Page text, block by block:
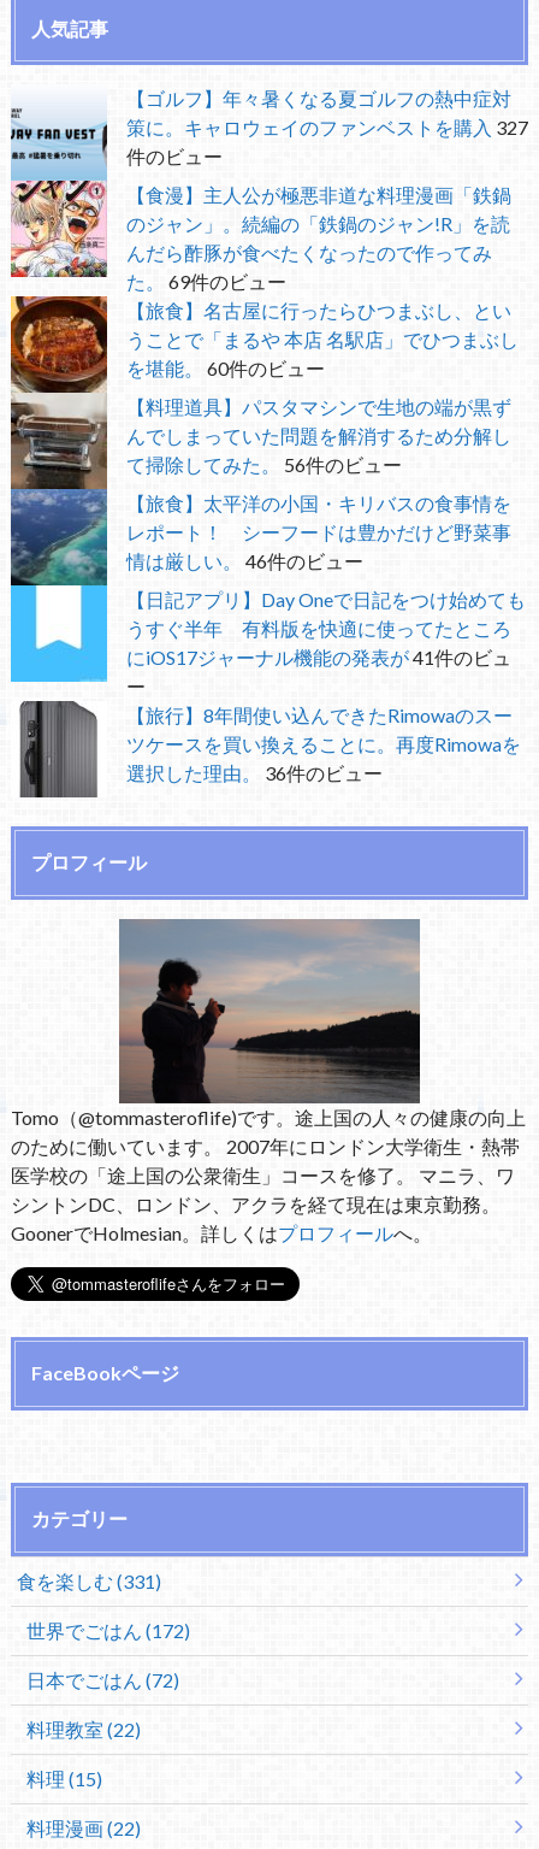
人気記事
【ゴルフ】年々暑くなる夏ゴルフの熱中症対
策に。キャロウェイのファンベストを購入 327
件のビュー
【食漫】主人公が極悪非道な料理漫画「鉄鍋
のジャン」。続編の「鉄鍋のジャン!R」を読
んだら酢豚が食べたくなったので作ってみ
た。
69件のビュー
【旅食】名古屋に行ったらひつまぶし、とい
うことで「まるや 本店 名駅店」でひつまぶし
を堪能。
60件のビュー
【料理道具】パスタマシンで生地の端が黒ず
んでしまっていた問題を解消するため分解し
て掃除してみた。
56件のビュー
【旅食】太平洋の小国・キリバスの食事情を
レポート！ シーフードは豊かだけど野菜事
情は厳しい。
46件のビュー
【日記アプリ】Day Oneで日記をつけ始めても
うすぐ半年 有料版を快適に使ってたところ
にiOS17ジャーナル機能の発表が41件のビュ
ー
【旅行】8年間使い込んできたRimowaのスー
ツケースを買い換えることに。再度Rimowaを
選択した理由。
36件のビュー
プロフィール
Tomo（@tommasteroflife)です。途上国の人々の健康の向上
のために働いています。 2007年にロンドン大学衛生・熱帯
医学校の「途上国の公衆衛生」コースを修了。 マニラ、ワ
シントンDC、ロンドン、アクラを経て現在は東京勤務。
GoonerでHolmesian。詳しくはプロフィールへ。
FaceBookページ
カテゴリー
食を楽しむ (331)
世界でごはん (172)
日本でごはん (72)
料理教室 (22)
料理 (15)
料理漫画 (22)